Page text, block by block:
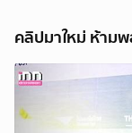
คลิปมาใหม่ ห้าม